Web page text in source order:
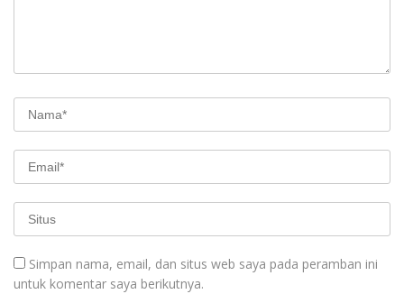
Simpan nama, email, dan situs web saya pada peramban ini
untuk komentar saya berikutnya.